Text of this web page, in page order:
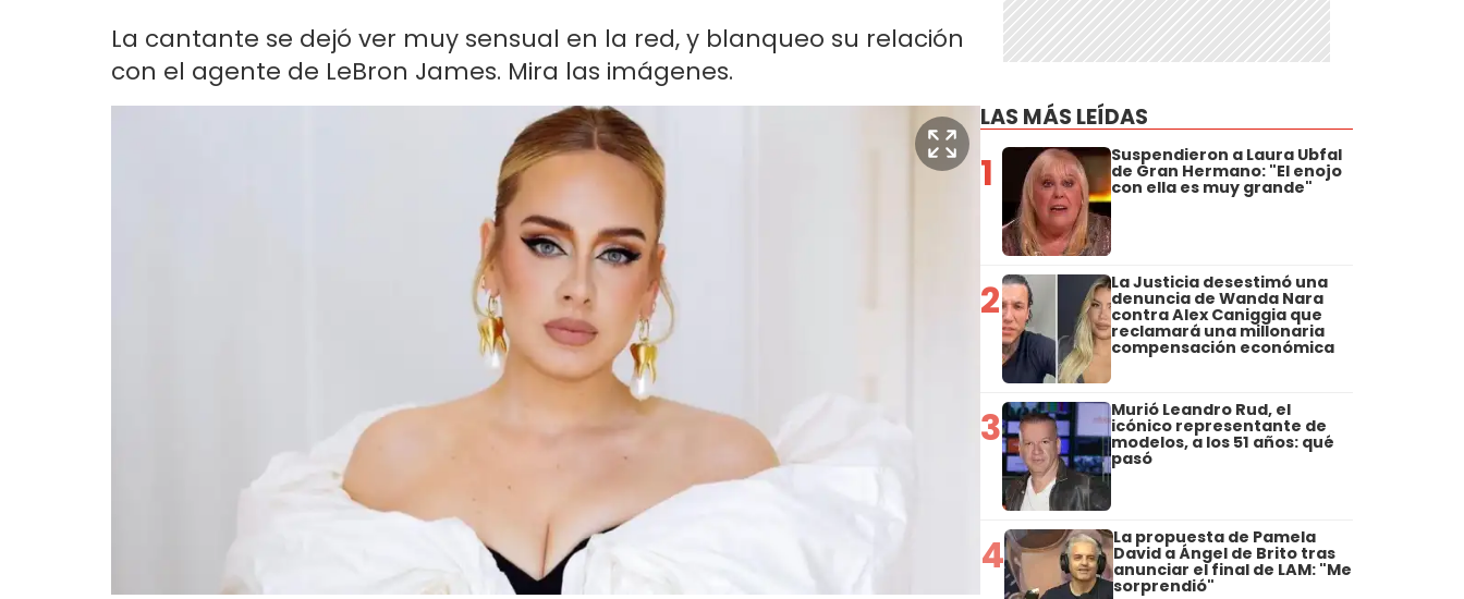
La cantante se dejó ver muy sensual en la red, y blanqueo su relación
con el agente de LeBron James. Mira las imágenes.
LAS MÁS LEÍDAS
1 Suspendieron a Laura Ubfal
de Gran Hermano: "El enojo
con ella es muy grande"
2 La Justicia desestimó una
denuncia de Wanda Nara
contra Alex Caniggia que
reclamará una millonaria
compensación económica
3 Murió Leandro Rud, el
icónico representante de
modelos, a los 51 años: qué
pasó
4 La propuesta de Pamela
David a Ángel de Brito tras
anunciar el final de LAM: "Me
sorprendió"